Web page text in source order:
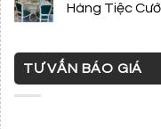
Hàng Tiệc
TƯ VẤN BÁO GIÁ